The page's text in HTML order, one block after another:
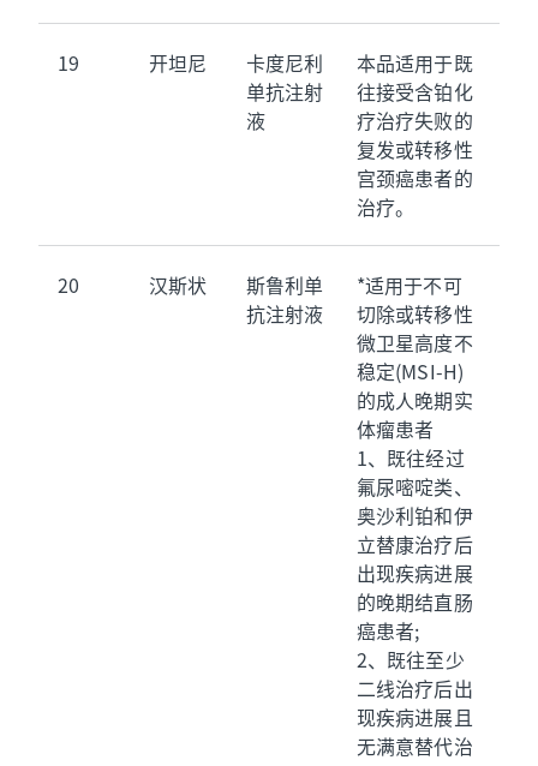
19 开坦尼
卡度尼利
单抗注射
液
本品适用于既
往接受含铂化
疗治疗失败的
复发或转移性
宫颈癌患者的
治疗。
20 汉斯状
斯鲁利单
抗注射液
*适用于不可
切除或转移性
微卫星高度不
稳定(MSI-H)
的成人晚期实
体瘤患者
1、既往经过
氟尿嘧啶类、
奥沙利铂和伊
立替康治疗后
出现疾病进展
的晚期结直肠
癌患者;
2、既往至少
二线治疗后出
现疾病进展且
无满意替代治